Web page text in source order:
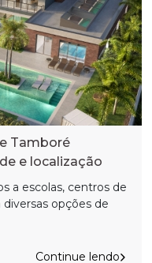
Tamboré
e localização
a escolas, centros de
opções de
Continue lendo